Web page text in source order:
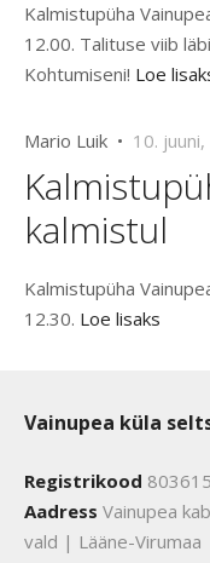
Kalmistupüha
12.00. Talituse viib
Kohtumiseni! Loe
Mario Luik • 10.
kalmistul
Kalmistupüha
12.30. Loe lisaks
Vainupea küla
Registrikood
Aadress Vainupea
vald | Lääne-Virumaa